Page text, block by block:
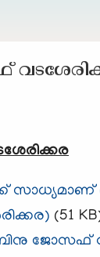
(51
ജോസഫ്‌